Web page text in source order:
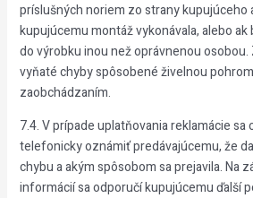
príslušných noriem zo strany kupujúceho
kupujúcemu montáž vykonávala, alebo
do výrobku inou než oprávnenou
vyňaté chyby spôsobené živelnou
zaobchádzaním.
7.4. V prípade uplatňovania reklamácie
telefonicky oznámiť predávajúcemu, že
chybu a akým spôsobom sa prejavila. Na
informácií sa odporučí kupujúcemu ďalší